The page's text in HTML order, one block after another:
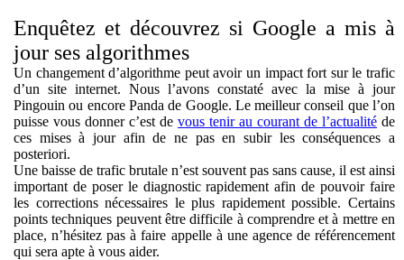
Enquêtez et découvrez si Google a mis à
jour ses algorithmes
Un changement d’algorithme peut avoir un impact fort sur le trafic
d’un site internet. Nous l’avons constaté avec la mise à jour
Pingouin ou encore Panda de Google. Le meilleur conseil que l’on
puisse vous donner c’est de vous tenir au courant de l’actualité de
ces mises à jour afin de ne pas en subir les conséquences a
posteriori.
Une baisse de trafic brutale n’est souvent pas sans cause, il est ainsi
important de poser le diagnostic rapidement afin de pouvoir faire
les corrections nécessaires le plus rapidement possible. Certains
points techniques peuvent être difficile à comprendre et à mettre en
place, n’hésitez pas à faire appelle à une agence de référencement
qui sera apte à vous aider.